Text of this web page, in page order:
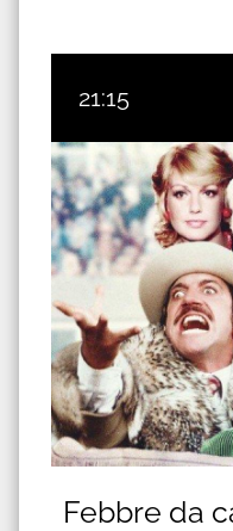
21:15
Febbre da